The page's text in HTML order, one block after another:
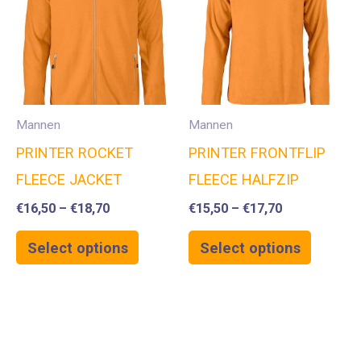
Mannen
PRINTER ROCKET
FLEECE JACKET
€16,50 – €18,70
Select options
Mannen
PRINTER FRONTFLIP
FLEECE HALFZIP
€15,50 – €17,70
Select options